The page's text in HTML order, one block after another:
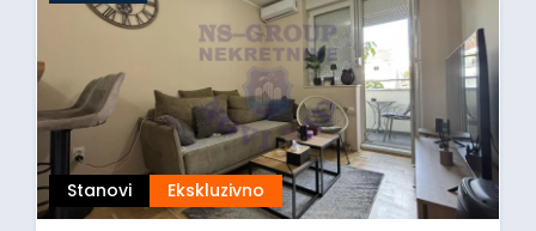
Stanovi Ekskluzivno